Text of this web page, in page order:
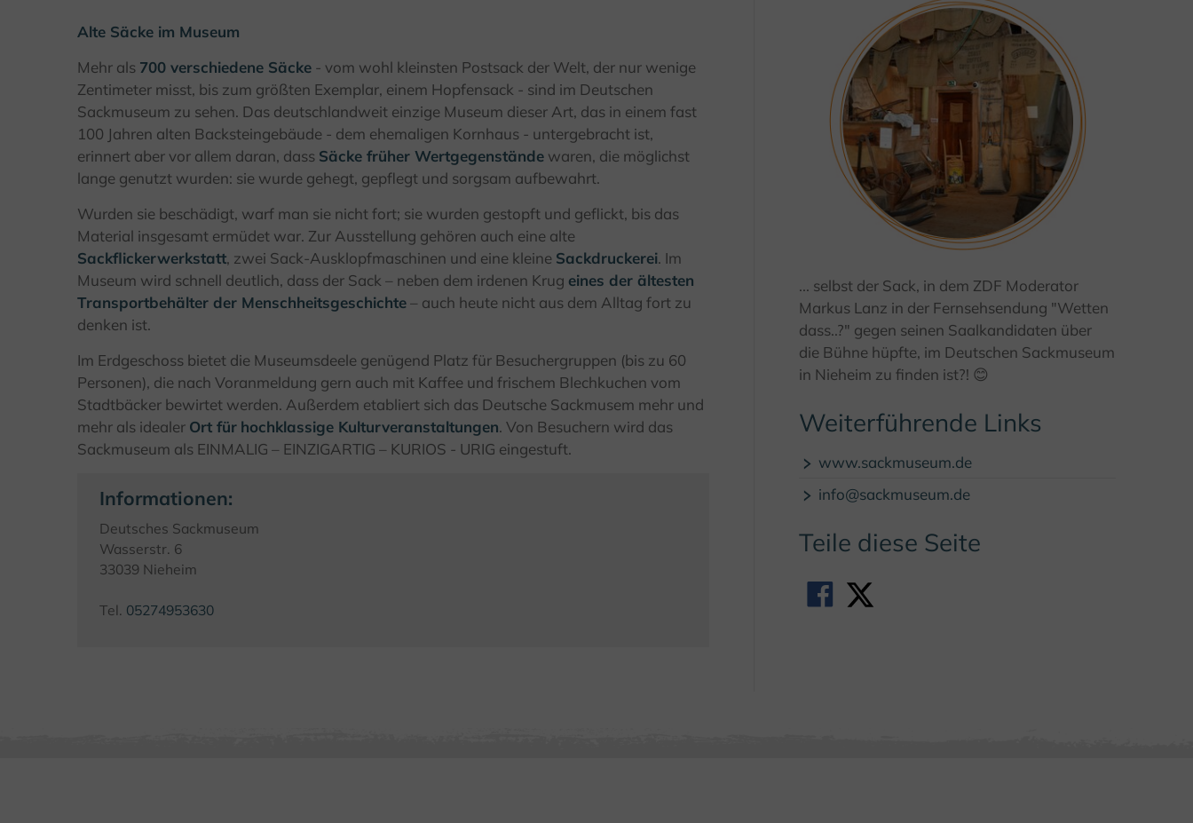
Alte Säcke im Museum
Mehr als 700 verschiedene Säcke - vom wohl kleinsten Postsack der Welt, der nur wenige
Zentimeter misst, bis zum größten Exemplar, einem Hopfensack - sind im Deutschen
Sackmuseum zu sehen. Das deutschlandweit einzige Museum dieser Art, das in einem fast
100 Jahren alten Backsteingebäude - dem ehemaligen Kornhaus - untergebracht ist,
erinnert aber vor allem daran, dass Säcke früher Wertgegenstände waren, die möglichst
lange genutzt wurden: sie wurde gehegt, gepflegt und sorgsam aufbewahrt.
Wurden sie beschädigt, warf man sie nicht fort; sie wurden gestopft und geflickt, bis das
Material insgesamt ermüdet war. Zur Ausstellung gehören auch eine alte
Sackflickerwerkstatt, zwei Sack-Ausklopfmaschinen und eine kleine Sackdruckerei. Im
Museum wird schnell deutlich, dass der Sack – neben dem irdenen Krug eines der ältesten
Transportbehälter der Menschheitsgeschichte– auch heute nicht aus dem Alltag fort zu
denken ist.
Im Erdgeschoss bietet die Museumsdeele genügend Platz für Besuchergruppen (bis zu 60
Personen), die nach Voranmeldung gern auch mit Kaffee und frischem Blechkuchen vom
Stadtbäcker bewirtet werden. Außerdem etabliert sich das Deutsche Sackmusem mehr und
mehr als idealer Ort für hochklassige Kulturveranstaltungen. Von Besuchern wird das
Sackmuseum als EINMALIG – EINZIGARTIG – KURIOS - URIG eingestuft.
Informationen:
Deutsches Sackmuseum
Wasserstr. 6
33039 Nieheim
Tel. 05274953630
© M. Rasche
... selbst der Sack, in dem ZDF Moderator
Markus Lanz in der Fernsehsendung "Wetten
dass..?" gegen seinen Saalkandidaten über
die Bühne hüpfte, im Deutschen Sackmuseum
in Nieheim zu finden ist?! 😊
Weiterführende Links
www.sackmuseum.de
info@sackmuseum.de
Teile diese Seite